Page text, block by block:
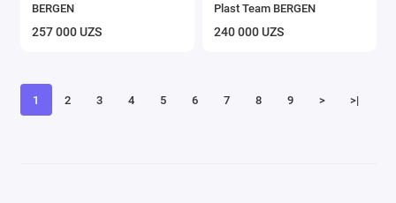
BERGEN
257 000 UZS
Plast Team BERGEN
240 000 UZS
1 2 3 4 5 6 7 8 9 > >|